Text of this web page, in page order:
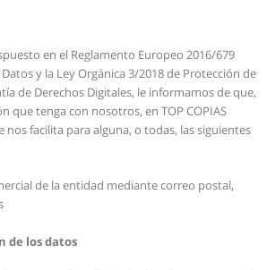
en el Reglamento Europeo 2016/679
y la Ley Orgánica 3/2018 de Protección de
de Derechos Digitales, le informamos de que,
que tenga con nosotros, en TOP COPIAS
nos facilita para alguna, o todas, las siguientes
de la entidad mediante correo postal,
de los datos